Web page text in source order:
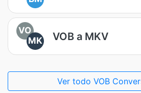
VO
MK
VOB a MKV
Ver todo VOB